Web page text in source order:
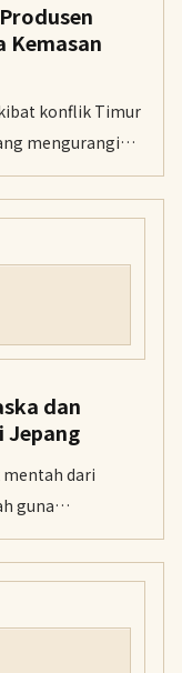
Kemasan
konflik Timur
mengurangi
untuk
dan
Jepang
dari
guna
menyusul